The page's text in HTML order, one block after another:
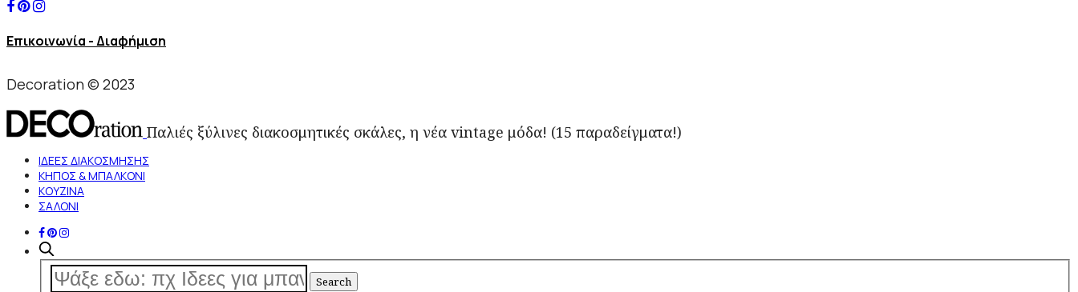
Επικοινωνία - Διαφήμιση
Decoration © 2023
Παλιές ξύλινες διακοσμητικές σκάλες, η νέα vintage μόδα! (15 παραδείγματα!)
ΙΔΕΕΣ ΔΙΑΚΟΣΜΗΣΗΣ
ΚΗΠΟΣ & ΜΠΑΛΚΟΝΙ
ΚΟΥΖΙΝΑ
ΣΑΛΟΝΙ